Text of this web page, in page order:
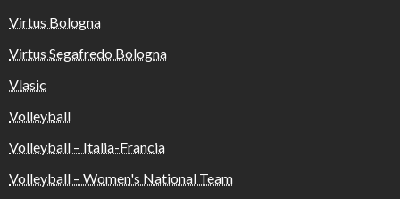
Virtus Bologna
Virtus Segafredo Bologna
Vlasic
Volleyball
Volleyball – Italia-Francia
Volleyball – Women's National Team